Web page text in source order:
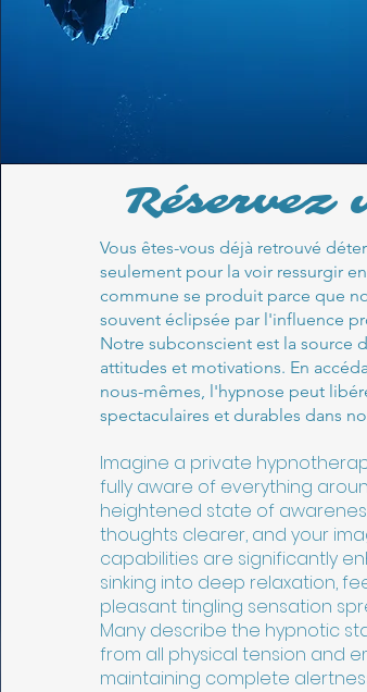
Réservez
Vous êtes-vous déjà retrouvé
seulement pour la voir ressurgir
commune se produit parce que
souvent éclipsée par l'influence
Notre subconscient est la source
attitudes et motivations. En
nous-mêmes, l'hypnose peut
spectaculaires et durables dans
Imagine a private
fully aware of everything
heightened state of
thoughts clearer, and your
capabilities are significantly
sinking into deep relaxation,
pleasant tingling sensation
Many describe the hypnotic
from all physical tension and
maintaining complete